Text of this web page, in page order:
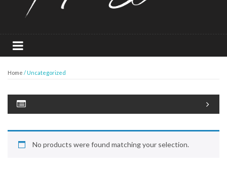
Home / Uncategorized
No products were found matching your selection.